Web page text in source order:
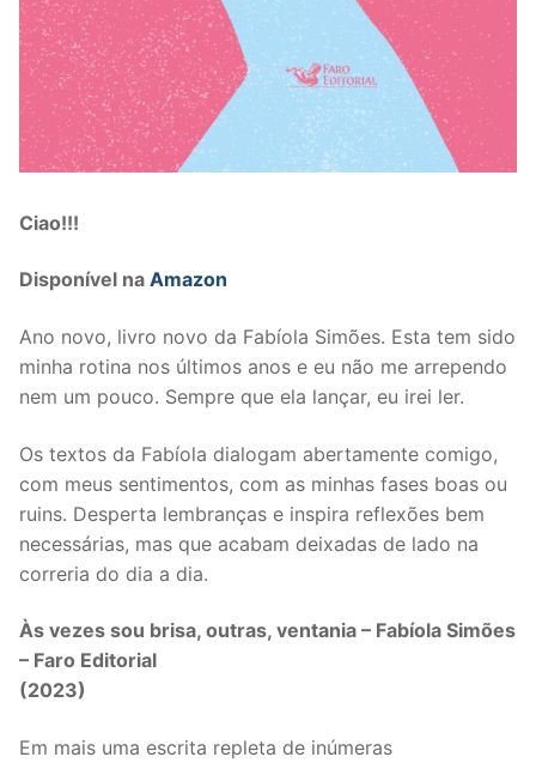
Ciao!!!
Disponível na Amazon
Ano novo, livro novo da Fabíola Simões. Esta tem sido
minha rotina nos últimos anos e eu não me arrependo
nem um pouco. Sempre que ela lançar, eu irei ler.
Os textos da Fabíola dialogam abertamente comigo,
com meus sentimentos, com as minhas fases boas ou
ruins. Desperta lembranças e inspira reflexões bem
necessárias, mas que acabam deixadas de lado na
correria do dia a dia.
Às vezes sou brisa, outras, ventania – Fabíola Simões
– Faro Editorial
(2023)
Em mais uma escrita repleta de inúmeras